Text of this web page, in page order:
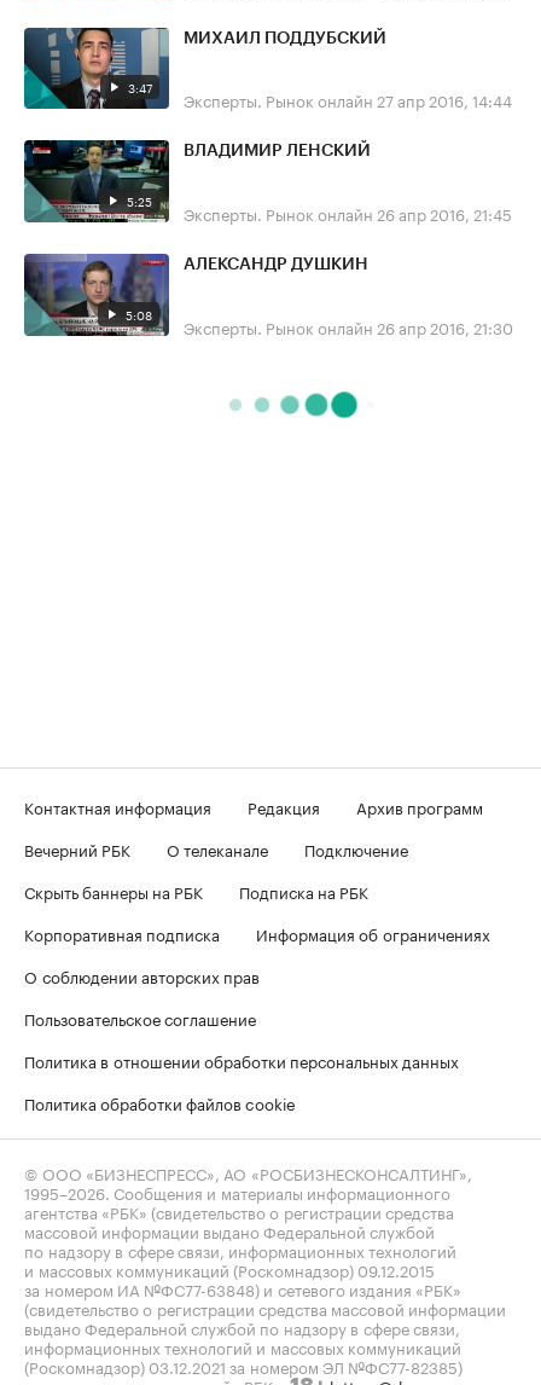
3:47
МИХАИЛ ПОДДУБСКИЙ
Эксперты. Рынок онлайн 27 апр 2016, 14:44
5:25
ВЛАДИМИР ЛЕНСКИЙ
Эксперты. Рынок онлайн 26 апр 2016, 21:45
5:08
АЛЕКСАНДР ДУШКИН
Эксперты. Рынок онлайн 26 апр 2016, 21:30
Контактная информация Редакция
Архив программ
Вечерний РБК
О телеканале
Подключение
Скрыть баннеры на РБК
Подписка на РБК
Корпоративная подписка
Информация об ограничениях
О соблюдении авторских прав
Пользовательское соглашение
Политика в отношении обработки персональных данных
Политика обработки файлов cookie
© ООО «БИЗНЕСПРЕСС», АО «РОСБИЗНЕСКОНСАЛТИНГ»,
1995–2026 . Сообщения и материалы информационного
агентства «РБК» (свидетельство о регистрации средства
массовой информации выдано Федеральной службой
по надзору в сфере связи, информационных технологий
и массовых коммуникаций (Роскомнадзор) 09.12.2015
за номером ИА №ФС77-63848) и сетевого издания «РБК»
(свидетельство о регистрации средства массовой информации
выдано Федеральной службой по надзору в сфере связи,
информационных технологий и массовых коммуникаций
(Роскомнадзор) 03.12.2021 за номером ЭЛ №ФС77-82385)